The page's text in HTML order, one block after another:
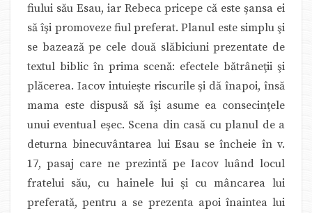
fiului său Esau, iar Rebeca pricepe că este şansa ei
să îşi promoveze fiul preferat. Planul este simplu şi
se bazează pe cele două slăbiciuni prezentate de
textul biblic în prima scenă: efectele bătrâneţii şi
plăcerea. Iacov intuieşte riscurile şi dă înapoi, însă
mama este dispusă să îşi asume ea consecinţele
unui eventual eşec. Scena din casă cu planul de a
deturna binecuvântarea lui Esau se încheie în v.
17, pasaj care ne prezintă pe Iacov luând locul
fratelui său, cu hainele lui şi cu mâncarea lui
preferată, pentru a se prezenta apoi înaintea lui